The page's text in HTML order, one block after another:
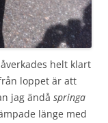
helt klart
loppet är att
jag ändå springa
länge med